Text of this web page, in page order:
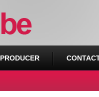
PRODUCER